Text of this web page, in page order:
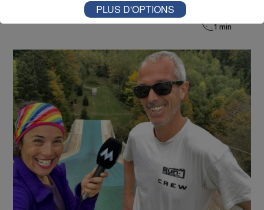
La Matinale des Super Lève-Tôt
Découverte
PLUS D'OPTIONS